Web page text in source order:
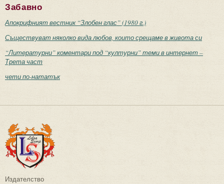
Забавно
Апокрифният вестник “Злобен глас” (1980 г.)
Съществуват няколко вида любов, които срещаме в живота си
“Литературни” коментари под “културни” теми в интернет –
Трета част
чети по-нататък
Издателство